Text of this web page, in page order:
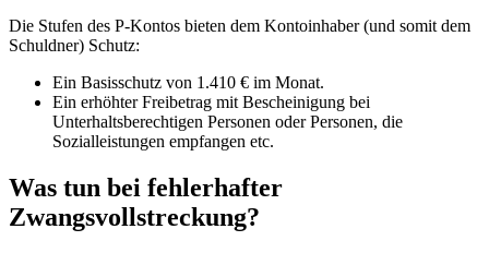
Die Stufen des P-Kontos bieten dem Kontoinhaber (und somit dem
Schuldner) Schutz:
Ein Basisschutz von 1.410 € im Monat.
Ein erhöhter Freibetrag mit Bescheinigung bei
Unterhaltsberechtigen Personen oder Personen, die
Sozialleistungen empfangen etc.
Was tun bei fehlerhafter
Zwangsvollstreckung?